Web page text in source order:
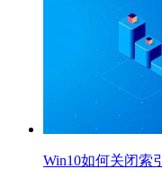
Win10如何关闭索